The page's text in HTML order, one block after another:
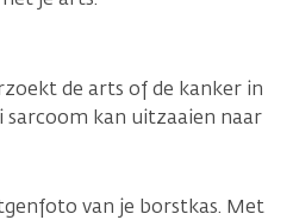
de arts of de kanker in
sarcoom kan uitzaaien naar
van je borstkas. Met